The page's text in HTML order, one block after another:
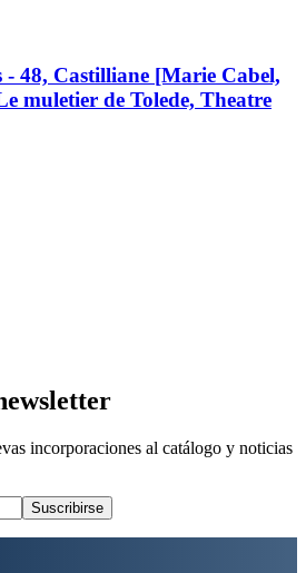
- 48, Castilliane [Marie Cabel,
muletier de Tolede, Theatre
incorporaciones al catálogo y noticias
Suscribirse